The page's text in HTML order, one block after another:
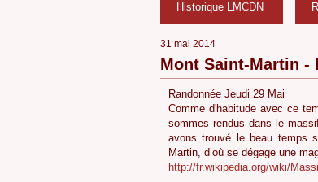
Historique LMCDN
31 mai 2014
Mont Saint-Martin
Randonnée Jeudi 29 Mai
Comme d'habitude avec ce
sommes rendus dans le
avons trouvé le beau temps
Martin, d’où se dégage une
http://fr.wikipedia.org/wiki/